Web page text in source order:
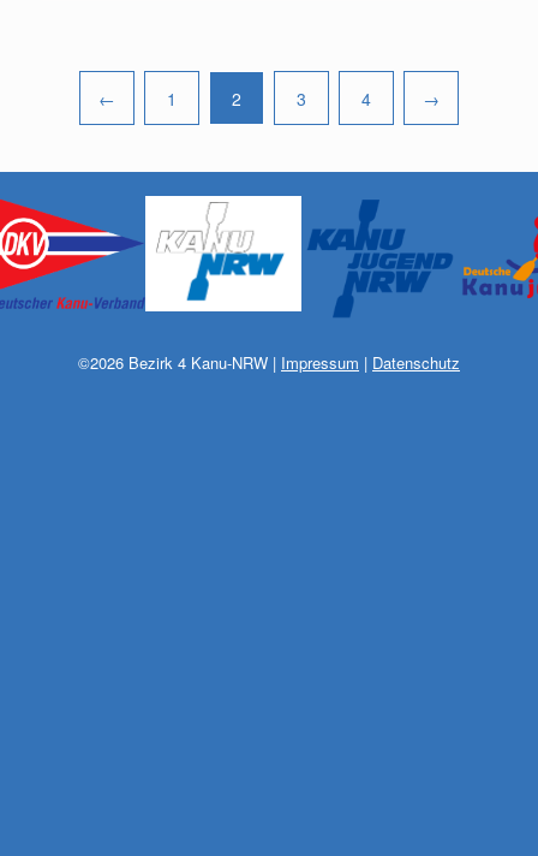
Pagination
← 1 2 3 4 →
©2026 Bezirk 4 Kanu-NRW | Impressum | Datenschutz